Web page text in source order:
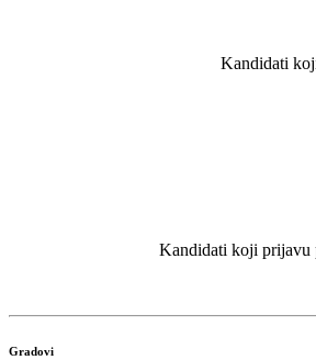
Kandidati
Kandidati koji prijavu
Gradovi